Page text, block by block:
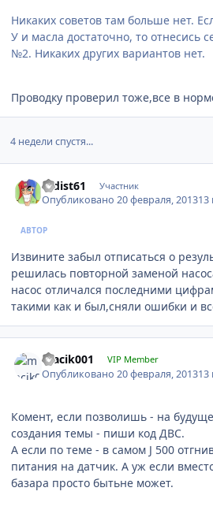
Никаких советов там больше нет.
У и масла достаточно, то отнесись
№2. Никаких других вариантов нет.
Проводку проверил тоже,все в
4 недели спустя...
radist61 Участник
Опубликовано20 февраля, 201313
АВТОР
Извините забыл отписаться о
решилась повторной заменой
насос отличался последними
такими как и был,сняли ошибки и
macik001 VIP Member
Опубликовано20 февраля, 201313
Комент, если позволишь - на
создания темы - пиши код ДВС.
А если по теме - в самом J 500
питания на датчик. А уж если
базара просто бытьне может.